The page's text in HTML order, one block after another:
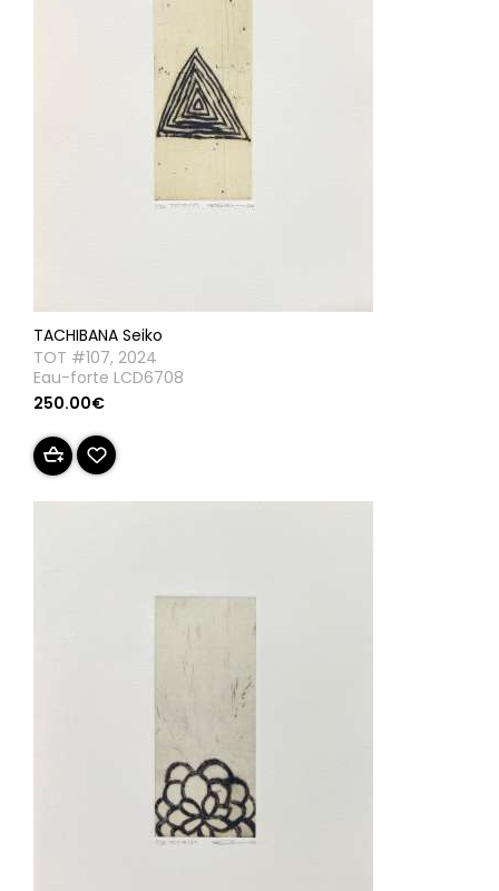
TACHIBANA Seiko
TOT #107, 2024
Eau-forte LCD6708
250.00€